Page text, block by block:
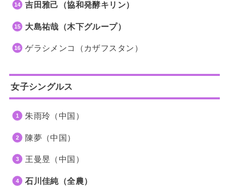
吉田雅己（協和発酵キリン）
大島祐哉（木下グループ）
ゲラシメンコ（カザフスタン）
女子シングルス
朱雨玲（中国）
陳夢（中国）
王曼昱（中国）
石川佳純（全農）